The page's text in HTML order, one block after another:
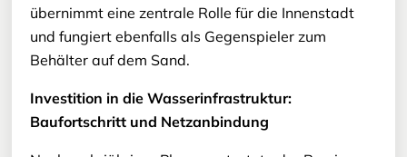
übernimmt eine zentrale Rolle für die Innenstadt
und fungiert ebenfalls als Gegenspieler zum
Behälter auf dem Sand.
Investition in die Wasserinfrastruktur:
Baufortschritt und Netzanbindung